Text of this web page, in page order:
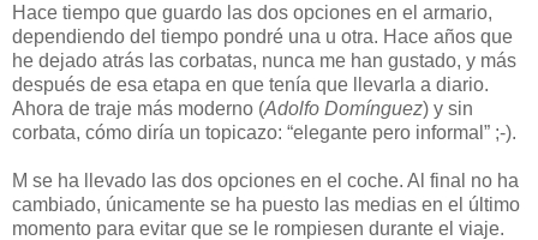
Hace tiempo que guardo las dos opciones en el armario,
dependiendo del tiempo pondré una u otra. Hace años que
he dejado atrás las corbatas, nunca me han gustado, y más
después de esa etapa en que tenía que llevarla a diario.
Ahora de traje más moderno (Adolfo Domínguez) y sin
corbata, cómo diría un topicazo: “elegante pero informal” ;-).
M se ha llevado las dos opciones en el coche. Al final no ha
cambiado, únicamente se ha puesto las medias en el último
momento para evitar que se le rompiesen durante el viaje.